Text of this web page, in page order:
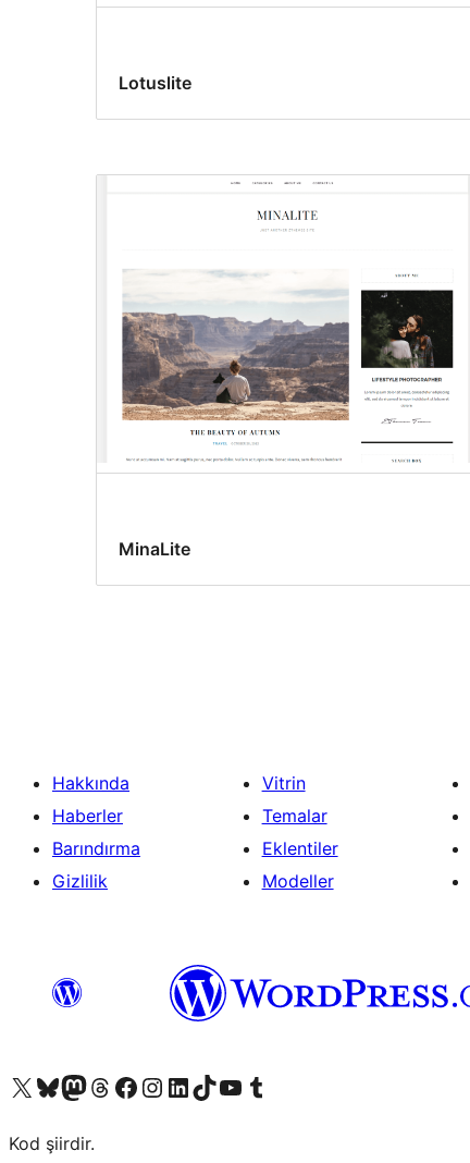
Lotuslite
MinaLite
Hakkında
Haberler
Barındırma
Gizlilik
Vitrin
Temalar
Eklentiler
Modeller
X (eski Twitter) hesabımıza bakın
Bluesky hesabımızı ziyaret edinMastodon hesabımızı ziyaret edinThreads hesabımızı ziyaret edinFacebook sayfamızı ziyaret edinInstagram hesabımızı ziyaret edinLinkedIn hesabımızı ziyaret edinTikTok hesabımızı ziyaret edinYouTube kanalımızı ziyaret edinTumblr hesabımızı ziyaret edin
Kod şiirdir.